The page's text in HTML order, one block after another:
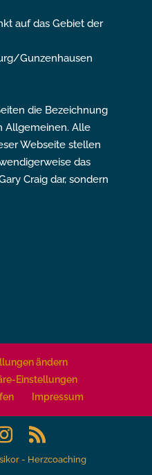
auf das Gebiet der
Gunzenhausen
die Bezeichnung
Allgemeinen. Alle
Webseite stellen
das
Craig dar, sondern
ändern
Einstellungen
Impressum
- Herzcoaching